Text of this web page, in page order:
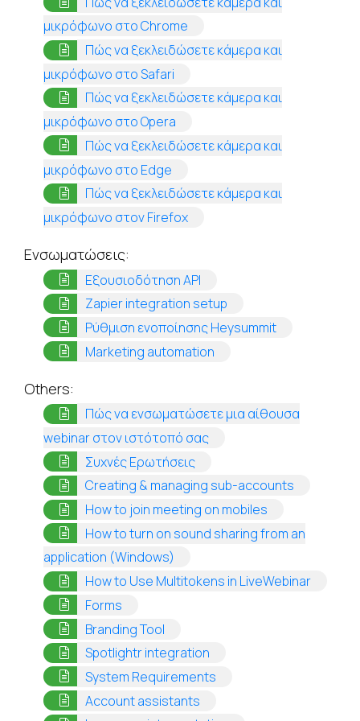
μικρόφωνο στο Chrome
Πώς να ξεκλειδώσετε κάμερα και
μικρόφωνο στο Safari
Πώς να ξεκλειδώσετε κάμερα και
μικρόφωνο στο Opera
Πώς να ξεκλειδώσετε κάμερα και
μικρόφωνο στο Edge
Πώς να ξεκλειδώσετε κάμερα και
μικρόφωνο στον Firefox(opens in a new tab)
Ενσωματώσεις:
Εξουσιοδότηση API
Zapier integration setup
Ρύθμιση ενοποίησης Heysummit(opens in a
Marketing automation
Others:
Πώς να ενσωματώσετε μια αίθουσα
webinar στον ιστότοπό σας(opens in a new tab)
Συχνές Ερωτήσεις(opens in a new tab)
Creating & managing sub-accounts
How to join meeting on mobiles
How to turn on sound sharing from an
application (Windows)
How to Use Multitokens in LiveWebinar(opens
Forms
Branding Tool
Spotlightr integration
System Requirements
Account assistants